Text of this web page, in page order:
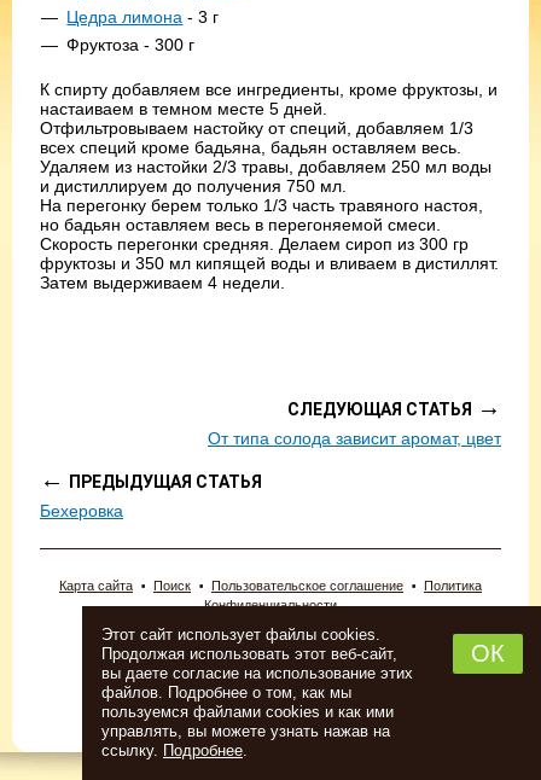
Цедра лимона - 3 г
Фруктоза - 300 г
К спирту добавляем все ингредиенты, кроме фруктозы, и
настаиваем в темном месте 5 дней.
Отфильтровываем настойку от специй, добавляем 1/3
всех специй кроме бадьяна, бадьян оставляем весь.
Удаляем из настойки 2/3 травы, добавляем 250 мл воды
и дистиллируем до получения 750 мл.
На перегонку берем только 1/3 часть травяного настоя,
но бадьян оставляем весь в перегоняемой смеси.
Скорость перегонки средняя. Делаем сироп из 300 гр
фруктозы и 350 мл кипящей воды и вливаем в дистиллят.
Затем выдерживаем 4 недели.
СЛЕДУЮЩАЯ СТАТЬЯ →
От типа солода зависит аромат, цвет
← ПРЕДЫДУЩАЯ СТАТЬЯ
Бехеровка
Интернет-магазин создан в
Информация о сайте
Карта сайта Поиск Пользовательское соглашение
Политика
Конфиденциальности
© 2026 «Новопермский пивовар».
ИП Новоселова Анна Леонидовна.
Тел: (342) 243-22-00, 2-409-203
Адрес: г. Пермь, Комсомольский проспект, 98
Этот сайт использует файлы cookies.
Продолжая использовать этот веб-сайт,
вы даете согласие на использование этих
файлов. Подробнее о том, как мы
пользуемся файлами cookies и как ими
управлять, вы можете узнать нажав на
ссылку. Подробнее
ОК